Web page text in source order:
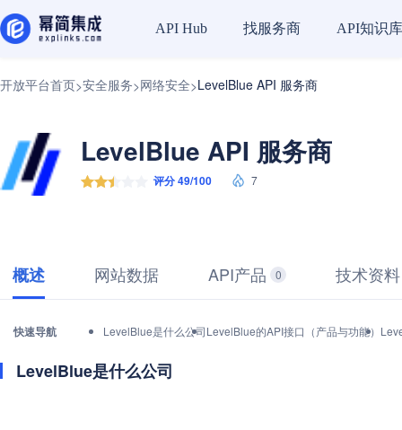
API Hub 找服务商 API知识库
开放平台首页>安全服务>网络安全>LevelBlue API 服务商
LevelBlue API 服务商
评分 49/100 7
概述 网站数据 API产品 0 技术资料
快速导航 LevelBlue是什么公司LevelBlue的API接口（产品与功能）
LevelBlue是什么公司